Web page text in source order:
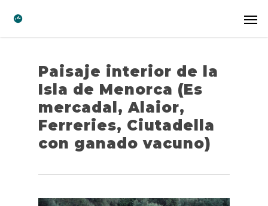
Paisaje interior de la
Isla de Menorca (Es
mercadal, Alaior,
Ferreries, Ciutadella
con ganado vacuno)